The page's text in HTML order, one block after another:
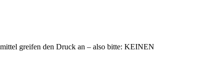
greifen den Druck an – also bitte: KEINEN